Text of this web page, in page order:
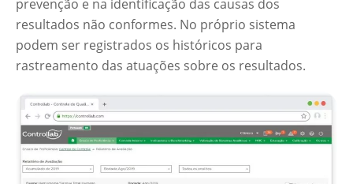
prevenção e na identificação das causas dos
resultados não conformes. No próprio sistema
podem ser registrados os históricos para
rastreamento das atuações sobre os resultados.